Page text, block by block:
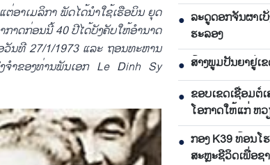
ອາ​ເມ​ລິ​ກາ​ ພັດ​ໄດ້​ນຳ​ໃຊ້​ເຮືອບິນ ຍຸດ​
າດກ່ອນ​ນີ້ 40 ປີ​ໄດ້​ບັງຄັບ​ໃຫ້​ອຳນາດ​
ວັນ​ທີ 27/1/1973​ ແລະ ຖອນ​ທະຫານ​
ຈຳ​ຂອງ​ທ່ານ​ພັນ​ເອກ Le Dinh Sy
● ລະດູດອກຈັນຜາເ
ຮະລອງ
● ສ້າງພູມປັນຍາຢູ່ເ
● ຂອບເຂດເຊື່ອມຕໍ່
ໂອກາດໃຫ້ແກ່ ຫ
● ກອງ K39 ທ້ອນໂ
ສະຫຼະຊີວິດເພື່ອຊ